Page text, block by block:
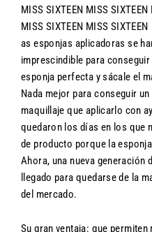
MISS SIXTEEN MISS
MISS SIXTEEN MISS SIXTEEN
as esponjas aplicadoras se
imprescindible para
esponja perfecta y sácale el
Nada mejor para conseguir
maquillaje que aplicarlo con
quedaron los días en los que
de producto porque la
Ahora, una nueva generación
llegado para quedarse de la
del mercado.
Su gran ventaja: que